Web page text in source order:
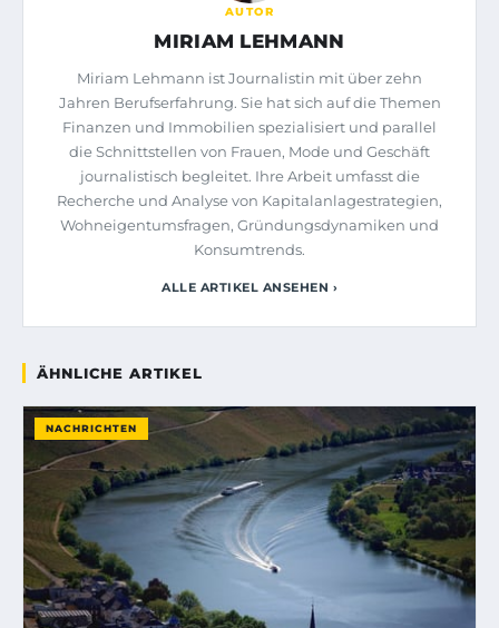
AUTOR
MIRIAM LEHMANN
Miriam Lehmann ist Journalistin mit über zehn
Jahren Berufserfahrung. Sie hat sich auf die Themen
Finanzen und Immobilien spezialisiert und parallel
die Schnittstellen von Frauen, Mode und Geschäft
journalistisch begleitet. Ihre Arbeit umfasst die
Recherche und Analyse von Kapitalanlagestrategien,
Wohneigentumsfragen, Gründungsdynamiken und
Konsumtrends.
ALLE ARTIKEL ANSEHEN ›
ÄHNLICHE ARTIKEL
NACHRICHTEN